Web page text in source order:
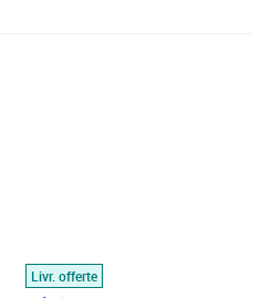
Livr. offerte